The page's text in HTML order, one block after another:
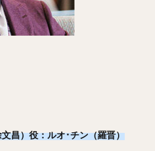
昌）役：ルオ･チン（羅晋）